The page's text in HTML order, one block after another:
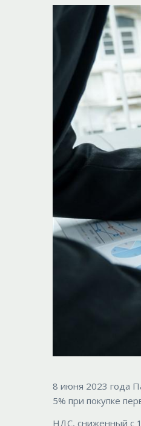
8 июня 2023 года
5% при покупке
НДС, сниженный с